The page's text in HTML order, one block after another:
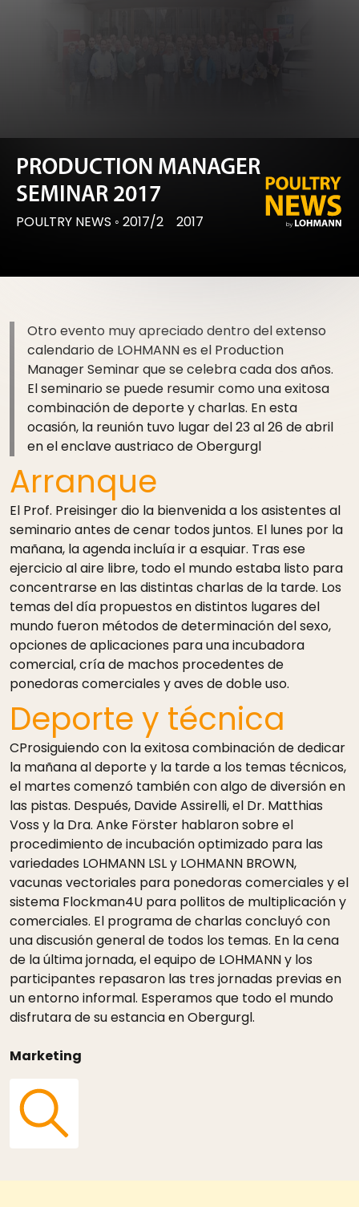
PRODUCTION MANAGER
SEMINAR 2017
POULTRY NEWS ◦ 2017/2 2017
Otro evento muy apreciado dentro del extenso
calendario de LOHMANN es el Production
Manager Seminar que se celebra cada dos años.
El seminario se puede resumir como una exitosa
combinación de deporte y charlas. En esta
ocasión, la reunión tuvo lugar del 23 al 26 de abril
en el enclave austriaco de Obergurgl
Arranque
El Prof. Preisinger dio la bienvenida a los asistentes al
seminario antes de cenar todos juntos. El lunes por la
mañana, la agenda incluía ir a esquiar. Tras ese
ejercicio al aire libre, todo el mundo estaba listo para
concentrarse en las distintas charlas de la tarde. Los
temas del día propuestos en distintos lugares del
mundo fueron métodos de determinación del sexo,
opciones de aplicaciones para una incubadora
comercial, cría de machos procedentes de
ponedoras comerciales y aves de doble uso.
Deporte y técnica
CProsiguiendo con la exitosa combinación de dedicar
la mañana al deporte y la tarde a los temas técnicos,
el martes comenzó también con algo de diversión en
las pistas. Después, Davide Assirelli, el Dr. Matthias
Voss y la Dra. Anke Förster hablaron sobre el
procedimiento de incubación optimizado para las
variedades LOHMANN LSL y LOHMANN BROWN,
vacunas vectoriales para ponedoras comerciales y el
sistema Flockman4U para pollitos de multiplicación y
comerciales. El programa de charlas concluyó con
una discusión general de todos los temas. En la cena
de la última jornada, el equipo de LOHMANN y los
participantes repasaron las tres jornadas previas en
un entorno informal. Esperamos que todo el mundo
disfrutara de su estancia en Obergurgl.
Marketing